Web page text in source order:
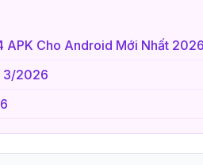
APK Cho Android Mới Nhất 2026
3/2026